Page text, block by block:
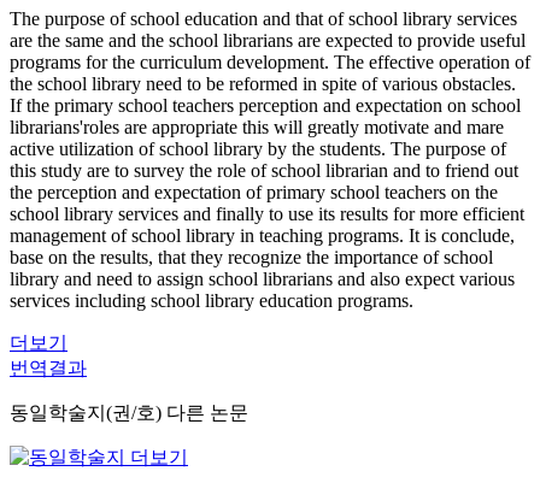
The purpose of school education and that of school library services
are the same and the school librarians are expected to provide useful
programs for the curriculum development. The effective operation of
the school library need to be reformed in spite of various obstacles.
If the primary school teachers perception and expectation on school
librarians'roles are appropriate this will greatly motivate and mare
active utilization of school library by the students. The purpose of
this study are to survey the role of school librarian and to friend out
the perception and expectation of primary school teachers on the
school library services and finally to use its results for more efficient
management of school library in teaching programs. It is conclude,
base on the results, that they recognize the importance of school
library and need to assign school librarians and also expect various
services including school library education programs.
더보기
번역결과
동일학술지(권/호) 다른 논문